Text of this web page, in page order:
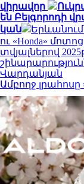
վիրավոր
են Բելգորոդի
կան
Երևանում
ու «Honda»
տվյալներով
Վարդանյան
Ամբողջ լրահոսը